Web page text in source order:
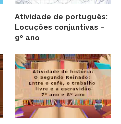
Atividade de português:
Locuções conjuntivas –
9º ano